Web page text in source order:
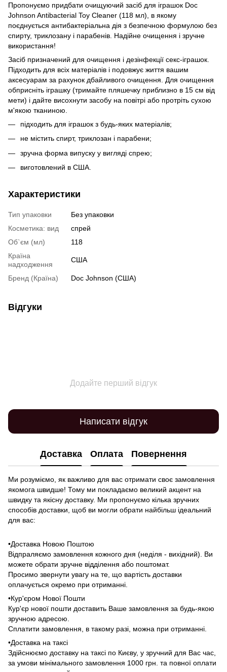
Пропонуємо придбати очищуючий засіб для іграшок Doc
Johnson Antibacterial Toy Cleaner (118 мл), в якому
поєднується антибактеріальна дія з безпечною формулою без
спирту, триклозану і парабенів. Надійне очищення і зручне
використання!
Засіб призначений для очищення і дезінфекції секс-іграшок.
Підходить для всіх матеріалів і подовжує життя вашим
аксесуарам за рахунок дбайливого очищення. Для очищення
обприсніть іграшку (тримайте пляшечку приблизно в 15 см від
мети) і дайте висохнути засобу на повітрі або протріть сухою
м'якою тканиною.
підходить для іграшок з будь-яких матеріалів;
не містить спирт, триклозан і парабени;
зручна форма випуску у вигляді спрею;
виготовлений в США.
Характеристики
Тип упаковки
Без упаковки
Косметика: вид
спрей
Об`єм (мл)
118
Країна
надходження
США
Бренд (Країна) Doc Johnson (США)
Відгуки
Додайте перший відгук
Написати відгук
Доставка Оплата Повернення
Ми розуміємо, як важливо для вас отримати своє замовлення
якомога швидше! Тому ми покладаємо великий акцент на
швидку та якісну доставку. Ми пропонуємо кілька зручних
способів доставки, щоб ви могли обрати найбільш ідеальний
для вас:
•Доставка Новою Поштою
Відпраляємо замовлення кожного дня (неділя - вихідний). Ви
можете обрати зручне відділення або поштомат.
Просимо звернути увагу на те, що вартість доставки
оплачується окремо при отриманні.
•Кур'єром Нової Пошти
Кур'єр нової пошти доставить Ваше замовлення за будь-якою
зручною адресою.
Сплатити замовлення, в такому разі, можна при отриманні.
•Доставка на таксі
Здійснюємо доставку на таксі по Києву, у зручний для Вас час,
за умови мінімального замовлення 1000 грн. та повної оплати